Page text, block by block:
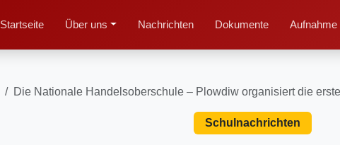
Startseite Über uns Nachrichten Dokumente Aufnahme
Die Nationale Handelsoberschule – Plowdiw organisiert die
Schulnachrichten